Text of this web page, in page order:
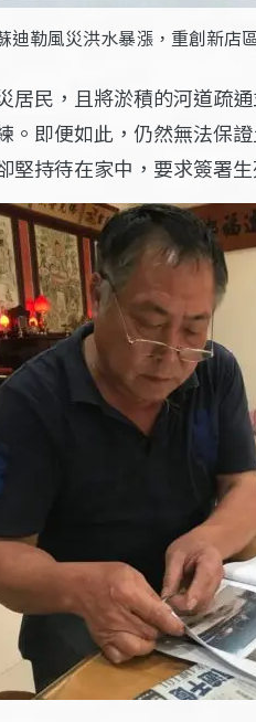
迪勒風災洪水暴漲，重創新店
民，且將淤積的河道疏
即便如此，仍然無法保
持待在家中，要求簽署